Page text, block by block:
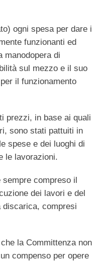
ogni spesa per dare i
funzionanti ed
manodopera di
sul mezzo e il suo
il funzionamento
prezzi, in base ai quali
sono stati pattuiti in
spese e dei luoghi di
le lavorazioni.
compreso il
dei lavori e del
compresi
la Committenza non
compenso per opere